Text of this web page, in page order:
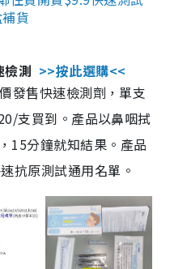
貨
檢測 >>按此選購<<
發售快速檢測劑，單支
支買到。產品以鼻咽拭
15分鐘就知結果。產品
抗原測試通用名單。